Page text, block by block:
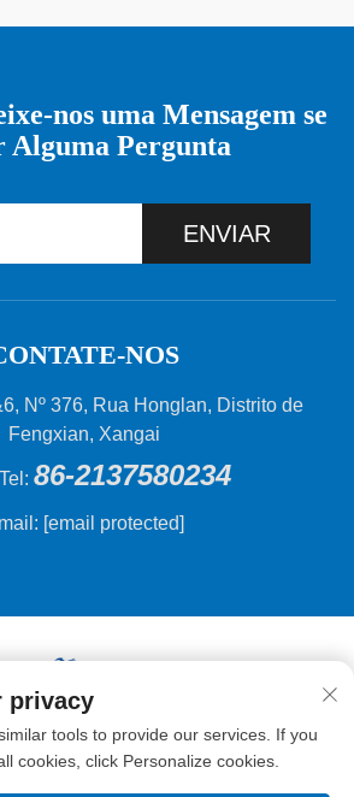
nos uma Mensagem se
Alguma Pergunta
ENVIAR
NOS
Nº 376, Rua Honglan, Distrito de
Fengxian, Xangai
Tel: 86-2137580234
[email protected]
2024 Shanghai Flying Fish Machinery
Co., Ltd.
privacy
tools to provide our services. If you
cookies, click Personalize cookies.